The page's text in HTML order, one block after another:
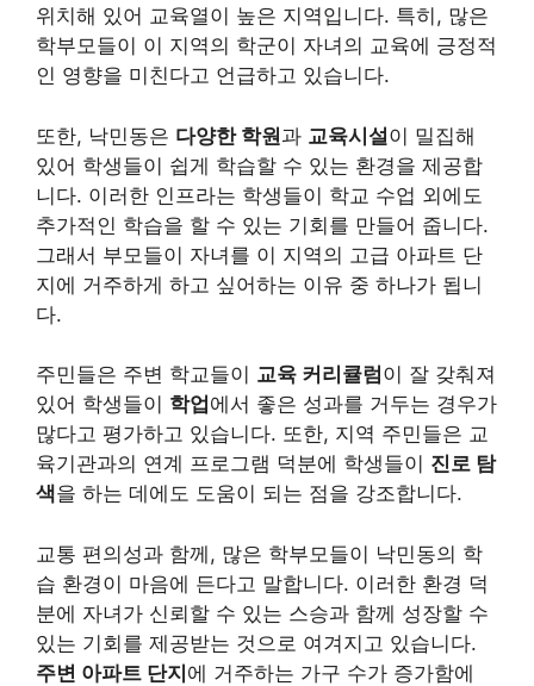
위치해 있어 교육열이 높은 지역입니다. 특히, 많은
학부모들이 이 지역의 학군이 자녀의 교육에 긍정적
인 영향을 미친다고 언급하고 있습니다.
또한, 낙민동은 다양한 학원과 교육시설이 밀집해
있어 학생들이 쉽게 학습할 수 있는 환경을 제공합
니다. 이러한 인프라는 학생들이 학교 수업 외에도
추가적인 학습을 할 수 있는 기회를 만들어 줍니다.
그래서 부모들이 자녀를 이 지역의 고급 아파트 단
지에 거주하게 하고 싶어하는 이유 중 하나가 됩니
다.
주민들은 주변 학교들이 교육 커리큘럼 이 잘 갖춰져
있어 학생들이 학업 에서 좋은 성과를 거두는 경우가
많다고 평가하고 있습니다. 또한, 지역 주민들은 교
육기관과의 연계 프로그램 덕분에 학생들이 진로 탐
색을 하는 데에도 도움이 되는 점을 강조합니다.
교통 편의성과 함께, 많은 학부모들이 낙민동의 학
습 환경이 마음에 든다고 말합니다. 이러한 환경 덕
분에 자녀가 신뢰할 수 있는 스승과 함께 성장할 수
있는 기회를 제공받는 것으로 여겨지고 있습니다.
주변 아파트 단지에 거주하는 가구 수가 증가함에